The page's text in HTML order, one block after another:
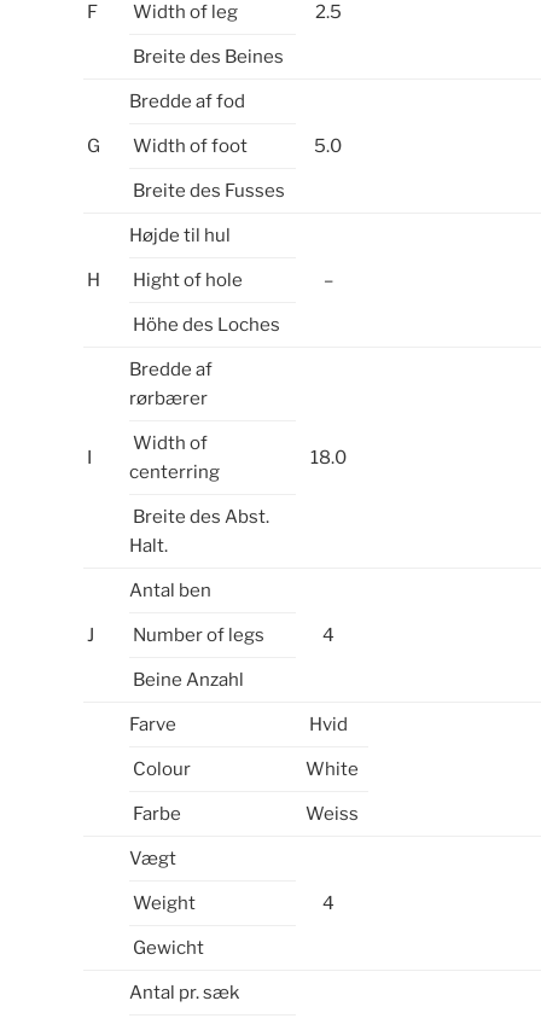
F 2.5
Width of leg
Breite des Beines
G
Bredde af fod
5.0
Width of foot
Breite des Fusses
H
Højde til hul
–
Hight of hole
Höhe des Loches
I
Bredde af
rørbærer
18.0
Width of
centerring
Breite des Abst.
Halt.
J
Antal ben
4
Number of legs
Beine Anzahl
Farve Hvid
Colour White
Farbe Weiss
Vægt
4
Weight
Gewicht
Antal pr. sæk